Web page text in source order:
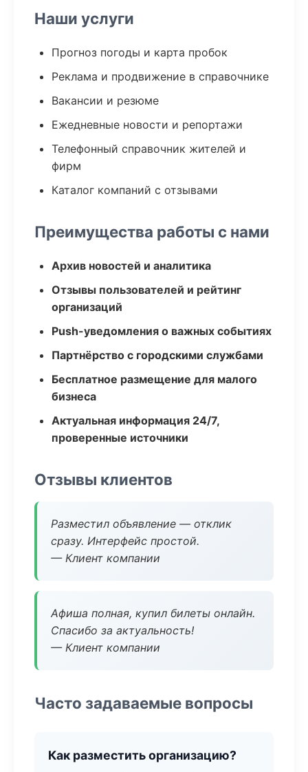
Наши услуги
Прогноз погоды и карта пробок
Реклама и продвижение в справочнике
Вакансии и резюме
Ежедневные новости и репортажи
Телефонный справочник жителей и
фирм
Каталог компаний с отзывами
Преимущества работы с нами
Архив новостей и аналитика
Отзывы пользователей и рейтинг
организаций
Push-уведомления о важных событиях
Партнёрство с городскими службами
Бесплатное размещение для малого
бизнеса
Актуальная информация 24/7,
проверенные источники
Отзывы клиентов
Разместил объявление — отклик
сразу. Интерфейс простой.
— Клиент компании
Афиша полная, купил билеты онлайн.
Спасибо за актуальность!
— Клиент компании
Часто задаваемые вопросы
Как разместить организацию?